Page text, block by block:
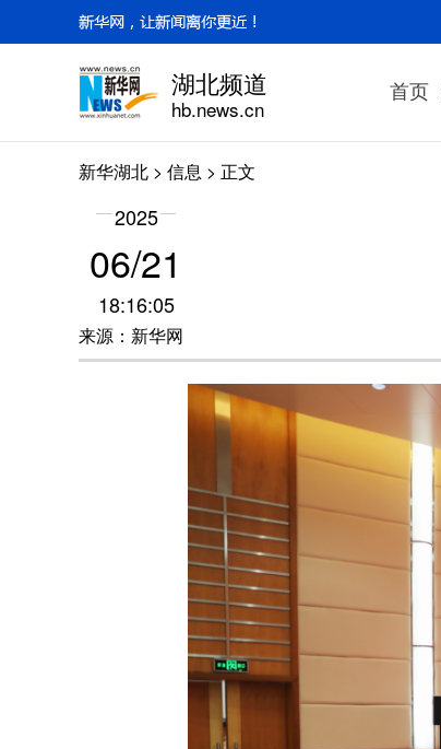
湖北频道
hb.news.cn
首页
新华湖北 > 信息 > 正文
2025
06/21
18:16:05
来源：新华网